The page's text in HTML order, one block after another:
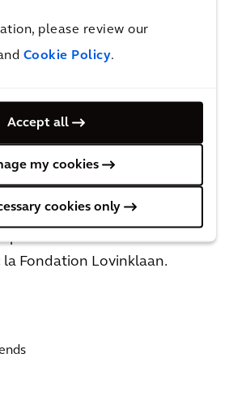
please review our
Cookie Policy.
Accept all
my cookies
cookies only
pour nos clients. Grâce à
numériques, nous sommes
notre secteur, créer des
aux besoins réels de la
la qualité de vie des
DNA a été créé en
Fondation Lovinklaan.